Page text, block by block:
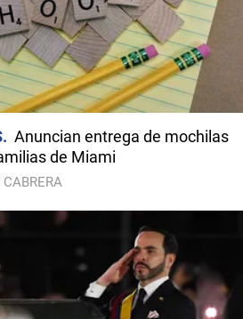
Anuncian entrega de mochilas
de Miami